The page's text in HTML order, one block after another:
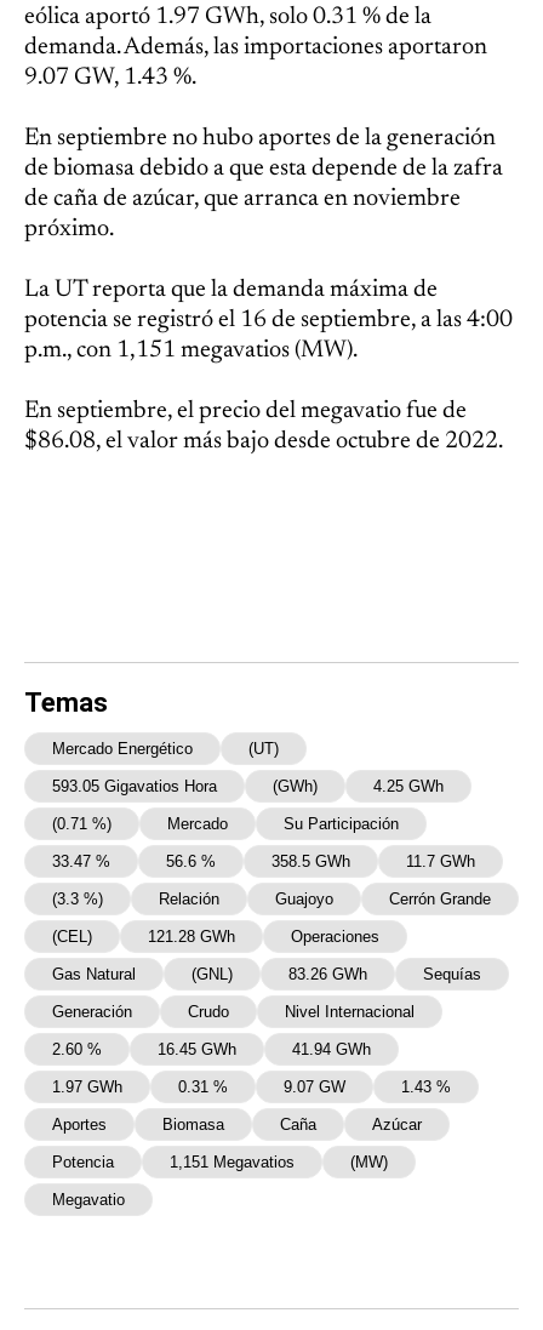
eólica aportó 1.97 GWh, solo 0.31 % de la
demanda. Además, las importaciones aportaron
9.07 GW, 1.43 %.
En septiembre no hubo aportes de la generación
de biomasa debido a que esta depende de la zafra
de caña de azúcar, que arranca en noviembre
próximo.
La UT reporta que la demanda máxima de
potencia se registró el 16 de septiembre, a las 4:00
p.m., con 1,151 megavatios (MW).
En septiembre, el precio del megavatio fue de
$86.08, el valor más bajo desde octubre de 2022.
Temas
Mercado Energético (UT)
593.05 Gigavatios Hora (GWh) 4.25 GWh
(0.71 %) Mercado Su Participación
33.47 % 56.6 % 358.5 GWh 11.7 GWh
(3.3 %) Relación Guajoyo Cerrón Grande
(CEL) 121.28 GWh Operaciones
Gas Natural (GNL) 83.26 GWh Sequías
Generación Crudo Nivel Internacional
2.60 % 16.45 GWh 41.94 GWh
1.97 GWh 0.31 % 9.07 GW 1.43 %
Aportes Biomasa Caña Azúcar
Potencia 1,151 Megavatios (MW)
Megavatio